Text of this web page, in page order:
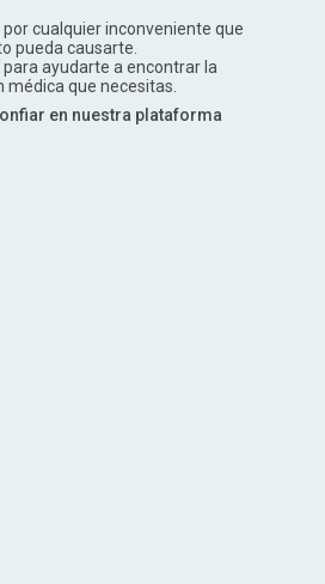
por cualquier inconveniente que
pueda causarte.
para ayudarte a encontrar la
médica que necesitas.
en nuestra plataforma